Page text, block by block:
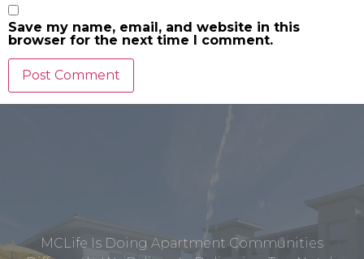
Save my name, email, and website in this
browser for the next time I comment.
MCLife Is Doing Apartment Communities